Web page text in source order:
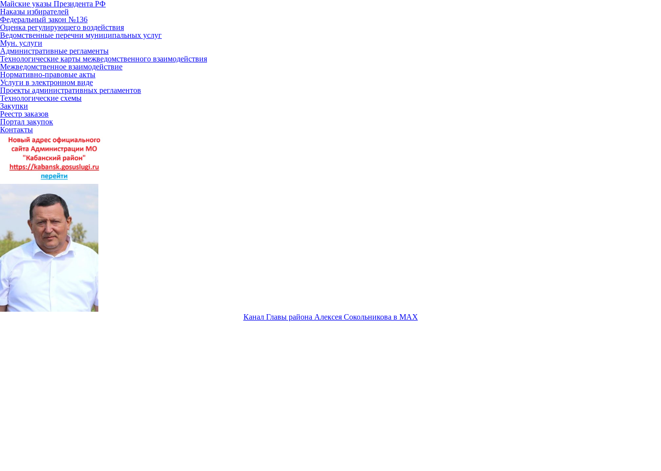
Майские указы Президента РФ
Наказы избирателей
Федеральный закон №136
Оценка регулирующего воздействия
Ведомственные перечни муниципальных услуг
Мун. услуги
Административные регламенты
Технологические карты межведомственного взаимодействия
Межведомственное взаимодействие
Нормативно-правовые акты
Услуги в электронном виде
Проекты административных регламентов
Технологические схемы
Закупки
Реестр заказов
Портал закупок
Контакты
Канал Главы района Алексея Сокольникова в MAX